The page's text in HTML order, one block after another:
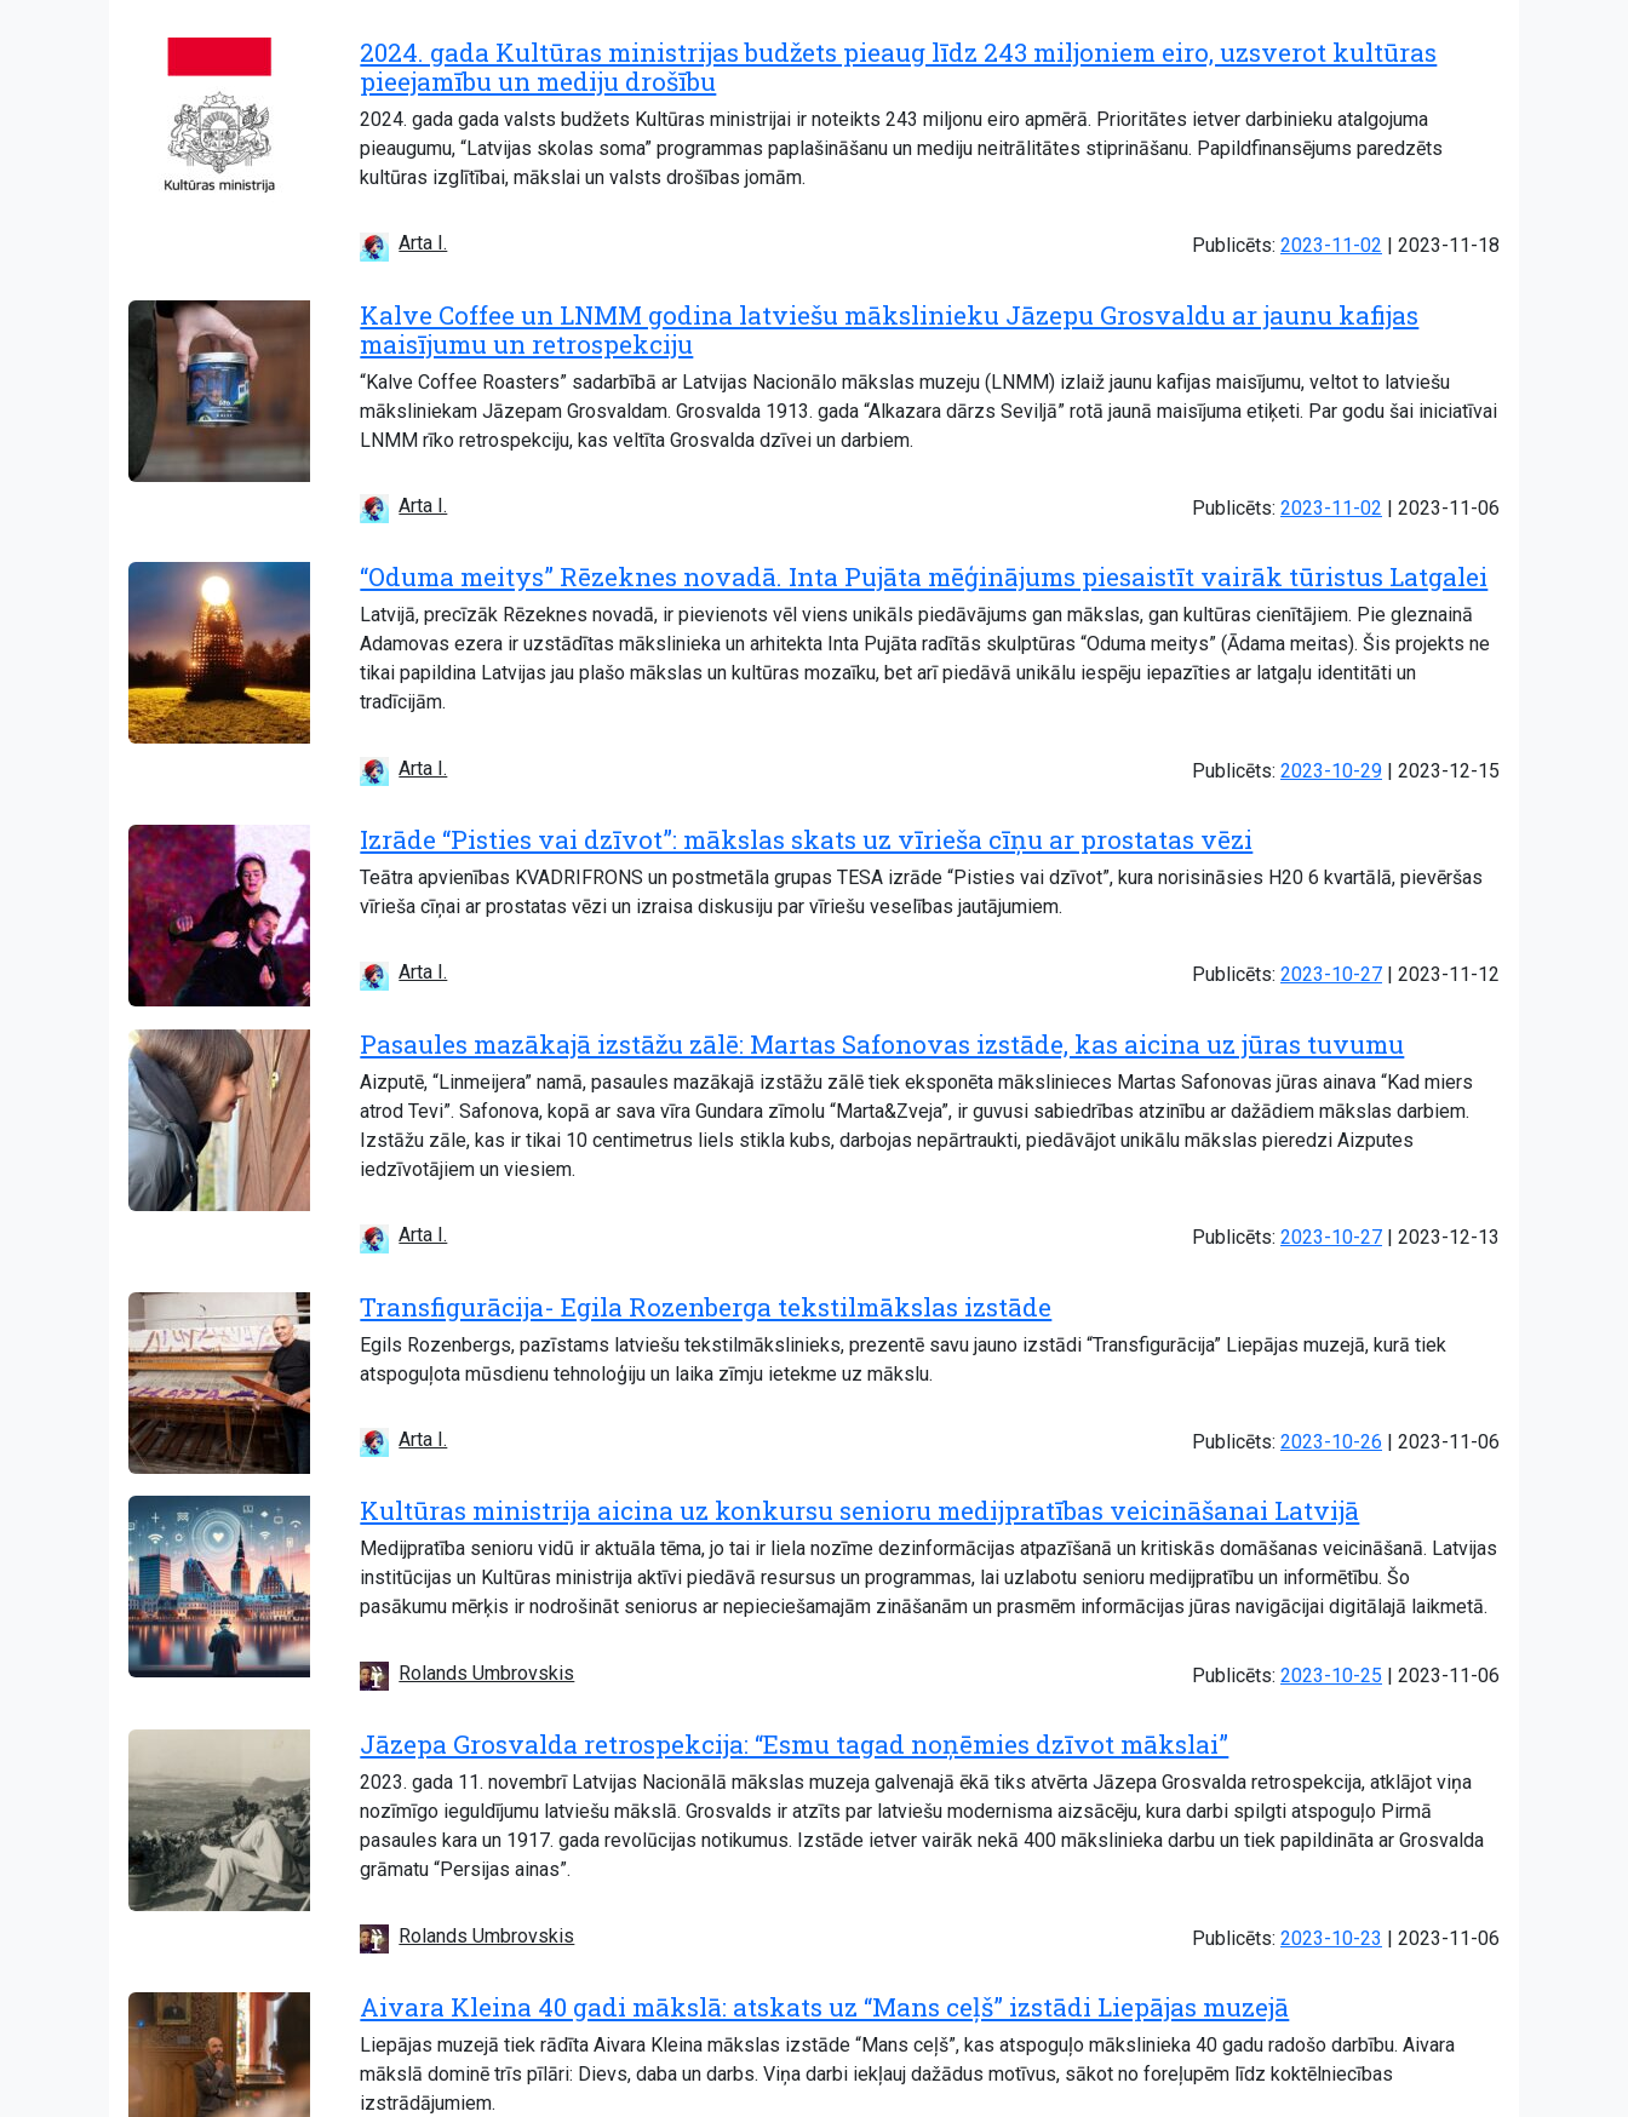
2024. gada Kultūras ministrijas budžets pieaug līdz 243 miljoniem eiro, uzsverot kultūras
pieejamību un mediju drošību
2024. gada gada valsts budžets Kultūras ministrijai ir noteikts 243 miljonu eiro apmērā. Prioritātes ietver darbinieku atalgojuma
pieaugumu, “Latvijas skolas soma” programmas paplašināšanu un mediju neitrālitātes stiprināšanu. Papildfinansējums paredzēts
kultūras izglītībai, mākslai un valsts drošības jomām.
Arta I. Publicēts: 2023-11-02 | Atjaunots:
2023-11-18
Kalve Coffee un LNMM godina latviešu mākslinieku Jāzepu Grosvaldu ar jaunu kafijas
maisījumu un retrospekciju
“Kalve Coffee Roasters” sadarbībā ar Latvijas Nacionālo mākslas muzeju (LNMM) izlaiž jaunu kafijas maisījumu, veltot to latviešu
māksliniekam Jāzepam Grosvaldam. Grosvalda 1913. gada “Alkazara dārzs Seviljā” rotā jaunā maisījuma etiķeti. Par godu šai iniciatīvai
LNMM rīko retrospekciju, kas veltīta Grosvalda dzīvei un darbiem.
Arta I. Publicēts: 2023-11-02 | Atjaunots:
2023-11-06
“Oduma meitys” Rēzeknes novadā. Inta Pujāta mēģinājums piesaistīt vairāk tūristus Latgalei
Latvijā, precīzāk Rēzeknes novadā, ir pievienots vēl viens unikāls piedāvājums gan mākslas, gan kultūras cienītājiem. Pie gleznainā
Adamovas ezera ir uzstādītas mākslinieka un arhitekta Inta Pujāta radītās skulptūras “Oduma meitys” (Ādama meitas). Šis projekts ne
tikai papildina Latvijas jau plašo mākslas un kultūras mozaīku, bet arī piedāvā unikālu iespēju iepazīties ar latgaļu identitāti un
tradīcijām.
Arta I. Publicēts: 2023-10-29 | Atjaunots:
2023-12-15
Izrāde “Pisties vai dzīvot”: mākslas skats uz vīrieša cīņu ar prostatas vēzi
Teātra apvienības KVADRIFRONS un postmetāla grupas TESA izrāde “Pisties vai dzīvot”, kura norisināsies H20 6 kvartālā, pievēršas
vīrieša cīņai ar prostatas vēzi un izraisa diskusiju par vīriešu veselības jautājumiem.
Arta I. Publicēts: 2023-10-27 Atjaunots:
2023-11-12
Pasaules mazākajā izstāžu zālē: Martas Safonovas izstāde, kas aicina uz jūras tuvumu
Aizputē, “Linmeijera” namā, pasaules mazākajā izstāžu zālē tiek eksponēta mākslinieces Martas Safonovas jūras ainava “Kad miers
atrod Tevi”. Safonova, kopā ar sava vīra Gundara zīmolu “Marta&Zveja”, ir guvusi sabiedrības atzinību ar dažādiem mākslas darbiem.
Izstāžu zāle, kas ir tikai 10 centimetrus liels stikla kubs, darbojas nepārtraukti, piedāvājot unikālu mākslas pieredzi Aizputes
iedzīvotājiem un viesiem.
Arta I. Publicēts: 2023-10-27 Atjaunots:
2023-12-13
Transfigurācija- Egila Rozenberga tekstilmākslas izstāde
Egils Rozenbergs, pazīstams latviešu tekstilmākslinieks, prezentē savu jauno izstādi “Transfigurācija” Liepājas muzejā, kurā tiek
atspoguļota mūsdienu tehnoloģiju un laika zīmju ietekme uz mākslu.
Arta I. Publicēts: 2023-10-26 | Atjaunots:
2023-11-06
Kultūras ministrija aicina uz konkursu senioru medijpratības veicināšanai Latvijā
Medijpratība senioru vidū ir aktuāla tēma, jo tai ir liela nozīme dezinformācijas atpazīšanā un kritiskās domāšanas veicināšanā. Latvijas
institūcijas un Kultūras ministrija aktīvi piedāvā resursus un programmas, lai uzlabotu senioru medijpratību un informētību. Šo
pasākumu mērķis ir nodrošināt seniorus ar nepieciešamajām zināšanām un prasmēm informācijas jūras navigācijai digitālajā laikmetā.
Rolands Umbrovskis Publicēts: 2023-10-25 | Atjaunots:
2023-11-06
Jāzepa Grosvalda retrospekcija: “Esmu tagad noņēmies dzīvot mākslai”
2023. gada 11. novembrī Latvijas Nacionālā mākslas muzeja galvenajā ēkā tiks atvērta Jāzepa Grosvalda retrospekcija, atklājot viņa
nozīmīgo ieguldījumu latviešu mākslā. Grosvalds ir atzīts par latviešu modernisma aizsācēju, kura darbi spilgti atspoguļo Pirmā
pasaules kara un 1917. gada revolūcijas notikumus. Izstāde ietver vairāk nekā 400 mākslinieka darbu un tiek papildināta ar Grosvalda
grāmatu “Persijas ainas”.
Rolands Umbrovskis Publicēts: 2023-10-23 | Atjaunots:
2023-11-06
Aivara Kleina 40 gadi mākslā: atskats uz “Mans ceļš” izstādi Liepājas muzejā
Liepājas muzejā tiek rādīta Aivara Kleina mākslas izstāde “Mans ceļš”, kas atspoguļo mākslinieka 40 gadu radošo darbību. Aivara
mākslā dominē trīs pīlāri: Dievs, daba un darbs. Viņa darbi iekļauj dažādus motīvus, sākot no foreļupēm līdz koktēlniecības
izstrādājumiem.